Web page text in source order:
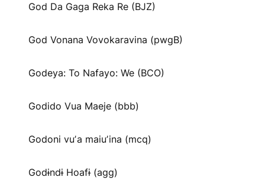
God Da Gaga Reka Re (BJZ)
God Vonana Vovokaravina (pwgB)
Godeya: To Nafayo: We (BCO)
Godido Vua Maeje (bbb)
Godoni vuʼa maiuʼina (mcq)
Godɨndɨ Hoafɨ (agg)